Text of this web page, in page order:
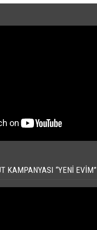
KAMPANYASI “YENI EVIM”